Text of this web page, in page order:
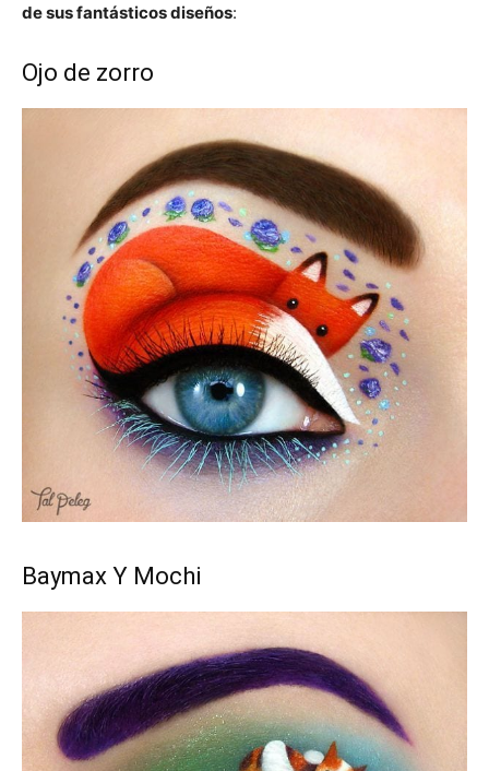
de sus fantásticos diseños:
Ojo de zorro
Baymax Y Mochi